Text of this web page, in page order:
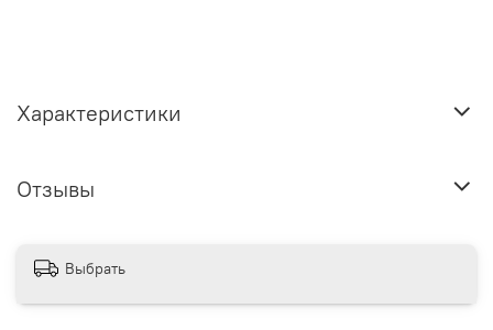
Характеристики
Отзывы
Выбрать